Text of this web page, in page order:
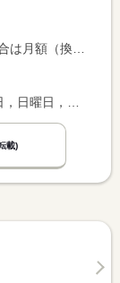
間額を表示しています。
載)